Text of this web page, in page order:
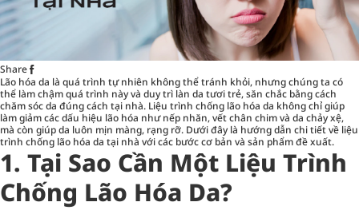
Share
Lão hóa da là quá trình tự nhiên không thể tránh khỏi, nhưng chúng ta có
thể làm chậm quá trình này và duy trì làn da tươi trẻ, săn chắc bằng cách
chăm sóc da đúng cách tại nhà. Liệu trình chống lão hóa da không chỉ giúp
làm giảm các dấu hiệu lão hóa như nếp nhăn, vết chân chim và da chảy xệ,
mà còn giúp da luôn mịn màng, rạng rỡ. Dưới đây là hướng dẫn chi tiết về liệu
trình chống lão hóa da tại nhà với các bước cơ bản và sản phẩm đề xuất.
1. Tại Sao Cần Một Liệu Trình
Chống Lão Hóa Da?